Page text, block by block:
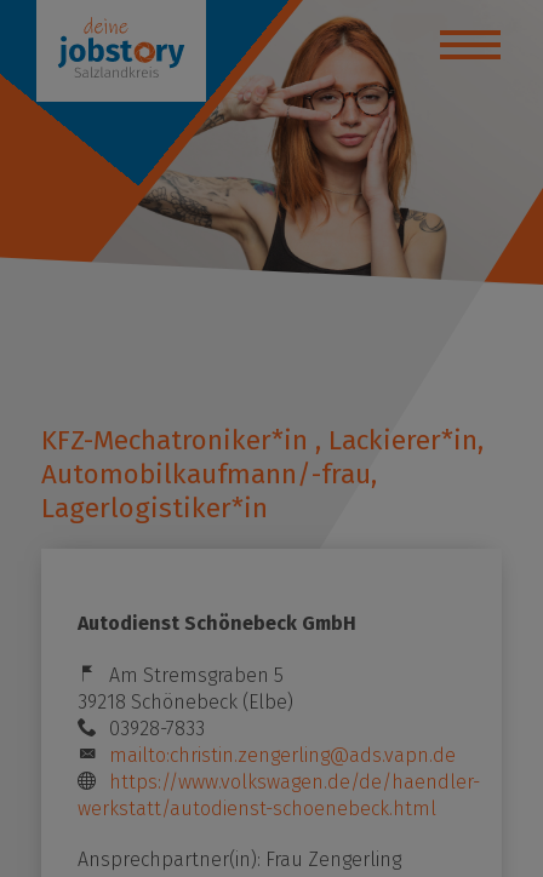
deinen Weg!
melden!
KFZ-Mechatroniker*in , Lackierer*in,
Automobilkaufmann/-frau,
Lagerlogistiker*in
Autodienst Schönebeck GmbH
Am Stremsgraben 5
39218 Schönebeck (Elbe)
03928-7833
mailto:christin.zengerling@ads.vapn.de
https://www.volkswagen.de/de/haendler-
werkstatt/autodienst-schoenebeck.html
Ansprechpartner(in): Frau Zengerling